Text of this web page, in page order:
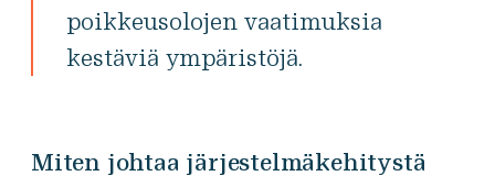
poikkeusolojen vaatimuksia
kestäviä ympäristöjä.
Miten johtaa järjestelmäkehitystä